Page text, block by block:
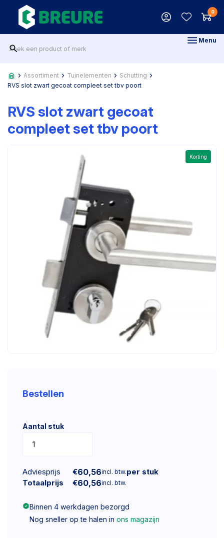
0
Menu
Assortiment Tuinelementen
Schutting
RVS slot zwart gecoat compleet set tbv poort
RVS slot zwart gecoat
compleet set tbv poort
Korting
Bestellen
Aantal stuk
Adviesprijs €60,56incl. btw.per stuk
Totaalprijs
€60,56incl. btw.
Binnen 4 werkdagen bezorgd
Nog sneller op te halen in ons magazijn